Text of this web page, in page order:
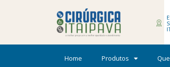
Home Produtos